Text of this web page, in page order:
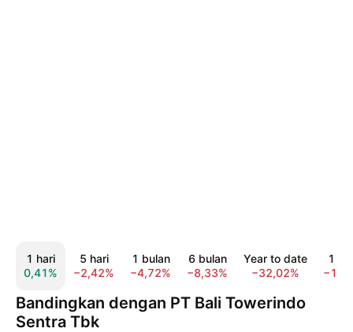
1 hari
0,41%
5 hari
−2,42%
1 bulan
−4,72%
6 bulan
−8,33%
Year to date
−32,02%
1
Bandingkan dengan PT Bali Towerindo
Sentra Tbk